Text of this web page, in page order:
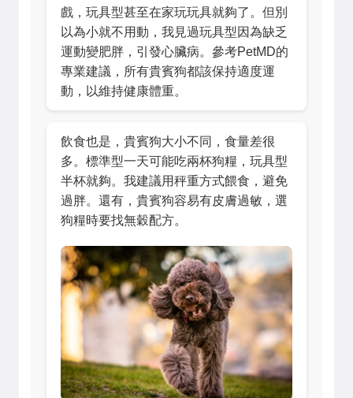
戲，玩具型甚至在家玩玩具就夠了。但別
以為小就不用動，我見過玩具型因為缺乏
運動變肥胖，引發心臟病。參考PetMD的
專業建議，所有貴賓狗都該保持適度運
動，以維持健康體重。
飲食也是，貴賓狗大小不同，食量差很
多。標準型一天可能吃兩杯狗糧，玩具型
半杯就夠。我建議用秤重方式餵食，避免
過胖。還有，貴賓狗容易有皮膚過敏，選
狗糧時要找無穀配方。